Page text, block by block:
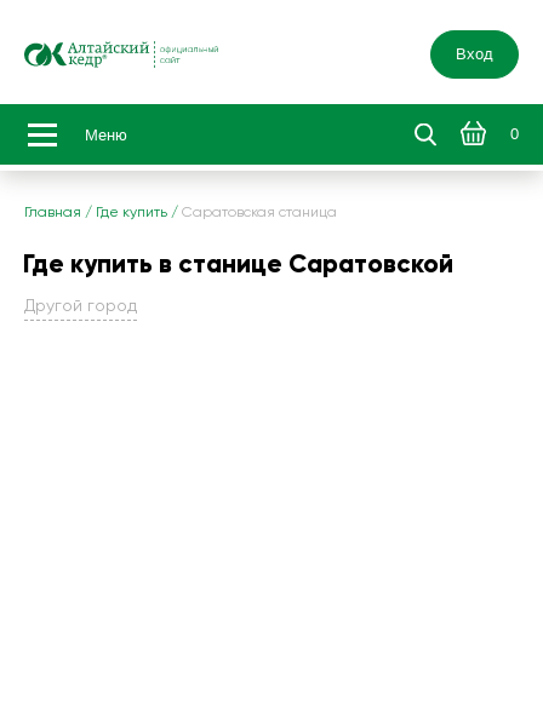
Вход
Меню 0
Главная / Где купить / Саратовская станица
Где купить в станице Саратовской
Другой город